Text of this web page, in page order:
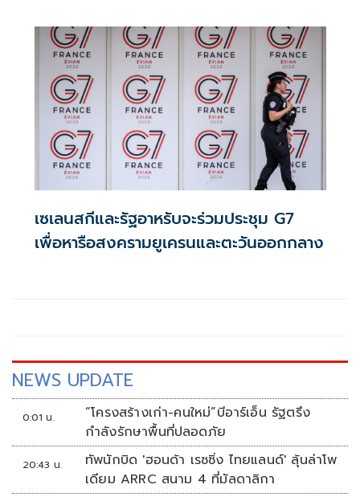
เซเลนสกีและรัฐอาหรับจะร่วมประชุม G7
เพื่อหารือสงครามยูเครนและตะวันออกกลาง
NEWS UPDATE
0:01 น.
“โครงสร้างเก่า-คนใหม่”บีอาร์เอ็น รัฐตรึง
กำลังรักษาพื้นที่ปลอดภัย
20:43 น.
ทัพนักบิด 'ฮอนด้า เรซซิ่ง ไทยแลนด์' ลุ้นล่าโพ
เดียม ARRC สนาม 4 ที่มัลดาลิกา